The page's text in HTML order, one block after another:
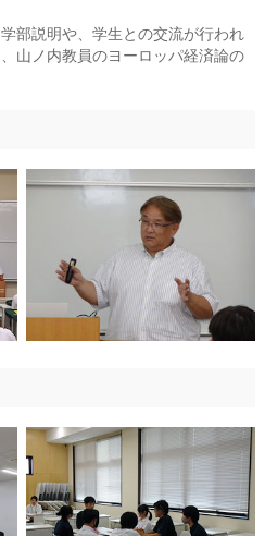
部説明や、学生との交流が行われ
山ノ内教員のヨーロッパ経済論の